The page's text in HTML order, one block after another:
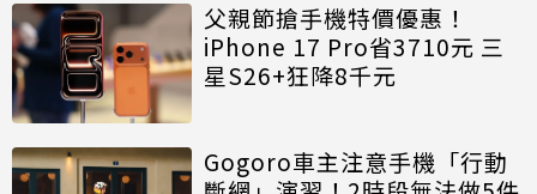
父親節搶手機特價優惠！
iPhone 17 Pro省3710元 三
星S26+狂降8千元
Gogoro車主注意手機「行動